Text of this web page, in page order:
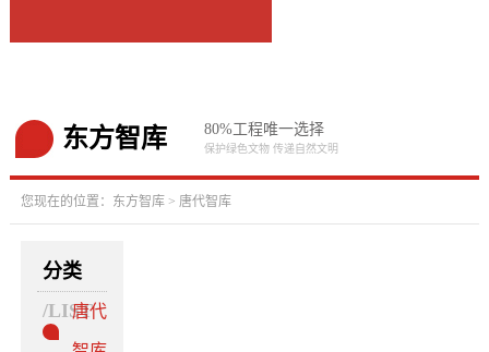
东方智库 80%工程唯一选择
保护绿色文物 传递自然文明
您现在的位置： 东方智库> 唐代智库
分类
/LIST
唐代